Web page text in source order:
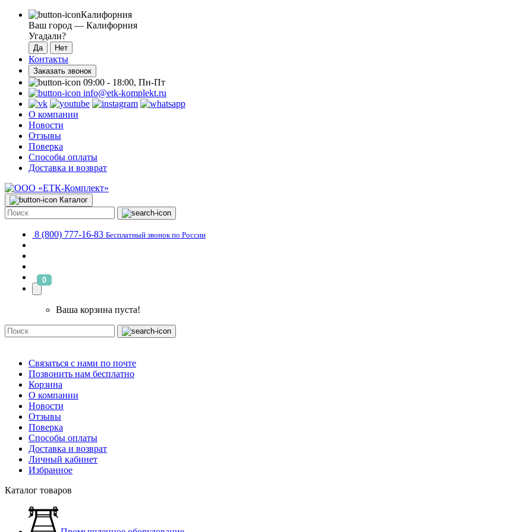
Калифорния
Ваш город — Калифорния
Угадали?
Контакты
Заказать звонок
09:00 - 18:00, Пн-Пт
info@etk-komplekt.ru
О компании
Новости
Отзывы
Поверка
Способы оплаты
Доставка и возврат
Каталог
8 (800) 777-16-83 Бесплатный звонок по России
0
Ваша корзина пуста!
Связаться с нами по почте
Позвонить нам бесплатно
Корзина
О компании
Новости
Отзывы
Поверка
Способы оплаты
Доставка и возврат
Личный кабинет
Избранное
Каталог товаров